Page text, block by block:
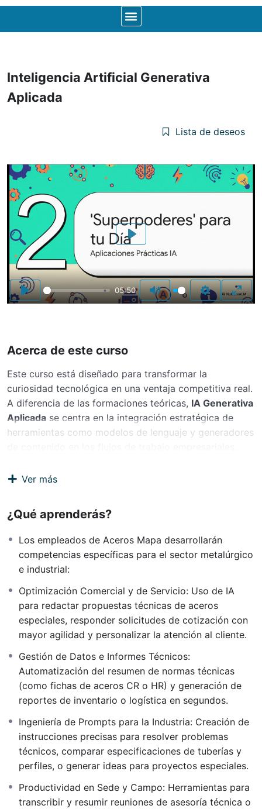
Inteligencia Artificial Generativa
Aplicada
Lista de deseos
Play
05:50
Mute Settings
Play
Acerca de este curso
Este curso está diseñado para transformar la
curiosidad tecnológica en una ventaja competitiva real.
A diferencia de las formaciones teóricas, IA Generativa
Aplicada se centra en la integración estratégica de
herramientas como modelos de lenguaje y generadores
oportunidades de automatización, optimizar la
decisiones basada en datos. El objetivo principal es
soluciones de inteligencia artificial que reduzcan
tiempos operativos y potencien la innovación dentro
de su departamento.
Objetivos Principales
Dominio de Herramientas:Uso profesional de
LLMs y herramientas de generación visual.
Ingeniería de Prompts:Creación de instrucciones
avanzadas para obtener resultados precisos y de
alta calidad.
diarias para integrar la IA de forma fluida.
Ética y Seguridad:Manejo responsable de datos
corporativos y mitigación de riesgos de
seguridad.
Ver más
¿Qué aprenderás?
Los empleados de Aceros Mapa desarrollarán
competencias específicas para el sector metalúrgico
e industrial:
Optimización Comercial y de Servicio: Uso de IA
para redactar propuestas técnicas de aceros
especiales, responder solicitudes de cotización con
mayor agilidad y personalizar la atención al cliente.
Gestión de Datos e Informes Técnicos:
Automatización del resumen de normas técnicas
(como fichas de aceros CR o HR) y generación de
reportes de inventario o logística en segundos.
Ingeniería de Prompts para la Industria: Creación de
instrucciones precisas para resolver problemas
técnicos, comparar especificaciones de tuberías y
perfiles, o generar ideas para proyectos especiales.
Productividad en Sede y Campo: Herramientas para
transcribir y resumir reuniones de asesoría técnica o